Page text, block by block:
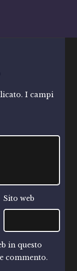
I campi
Sito web
in questo
commento.